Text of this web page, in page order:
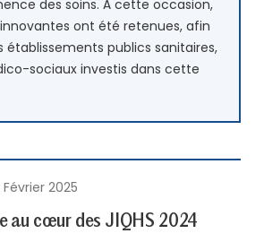
des soins. À cette occasion,
ont été retenues, afin
établissements publics sanitaires,
sociaux investis dans cette
2025
au cœur des JIQHS 2024